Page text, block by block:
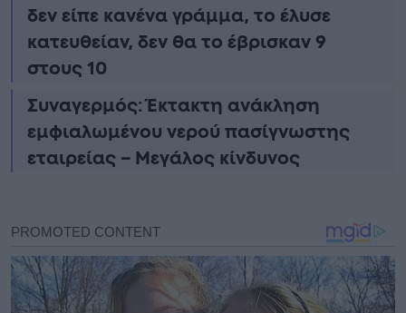
δεν είπε κανένα γράμμα, το έλυσε
κατευθείαν, δεν θα το έβρισκαν 9
στους 10
Συναγερμός: Έκτακτη ανάκληση
εμφιαλωμένου νερού πασίγνωστης
εταιρείας – Μεγάλος κίνδυνος